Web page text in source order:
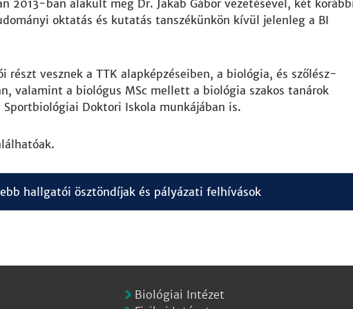
2013-ban alakult meg Dr. Jakab Gábor vezetésével, két
oktatás és kutatás tanszékünkön kívül jelenleg a BI
részt vesznek a TTK alapképzéseiben, a biológia, és szőlész-
valamint a biológus MSc mellett a biológia szakos tanárok
Sportbiológiai Doktori Iskola munkájában is.
hallgatói ösztöndíjak és pályázati felhívások
Biológiai Intézet